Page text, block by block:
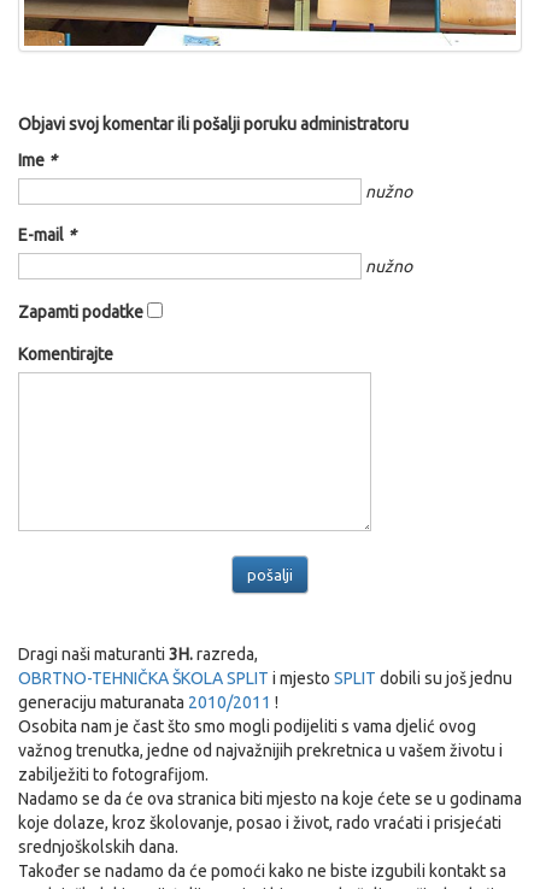
Objavi svoj komentar ili pošalji poruku administratoru
Ime *
nužno
E-mail *
nužno
Zapamti podatke
Komentirajte
Dragi naši maturanti 3H.razreda,
OBRTNO-TEHNIČKA ŠKOLA SPLIT i mjesto SPLIT dobili su još jednu
generaciju maturanata 2010/2011 !
Osobita nam je čast što smo mogli podijeliti s vama djelić ovog
važnog trenutka, jedne od najvažnijih prekretnica u vašem životu i
zabilježiti to fotografijom.
Nadamo se da će ova stranica biti mjesto na koje ćete se u godinama
koje dolaze, kroz školovanje, posao i život, rado vraćati i prisjećati
srednjoškolskih dana.
Također se nadamo da će pomoći kako ne biste izgubili kontakt sa